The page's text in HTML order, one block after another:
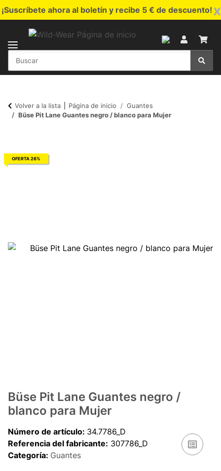
x
¡Suscríbete ahora al boletín y recibe 5 € de descuento!
Volver a la lista Página de inicio
Guantes
Büse Pit Lane Guantes negro / blanco para Mujer
OFERTA 26%
Büse Pit Lane Guantes negro /
blanco para Mujer
Número de artículo: 34.7786_D
Referencia del fabricante: 307786_D
Categoría: Guantes